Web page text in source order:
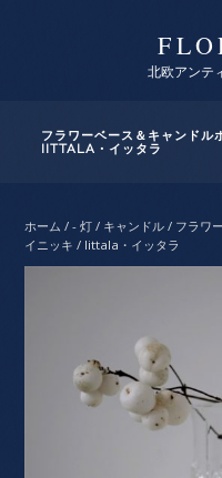
北欧アンテ
フラワーベース＆キャンド
IITTALA・イッタラ
ホーム /- 灯 / キャンドル / フラワ
イニッキ / Iittala・イッタラ